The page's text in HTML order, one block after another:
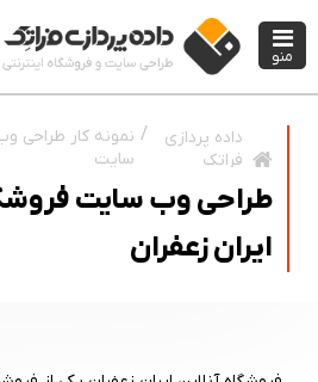
داده پردازی
فراتک
نمونه کار طراحی
سایت
طراحی وب سایت
ایران زعفران
منو